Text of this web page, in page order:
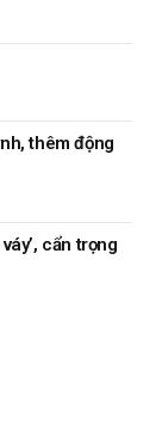
thêm động
cẩn trọng